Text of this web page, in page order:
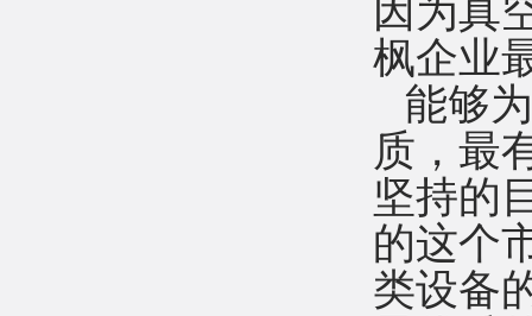
因为真
枫企业
能够
质，最
坚持的
的这个
类设备